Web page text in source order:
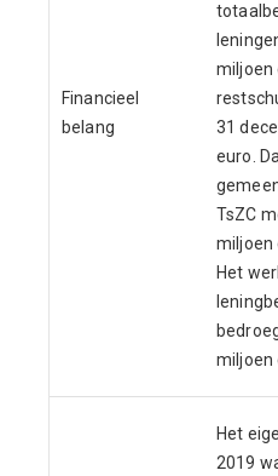
Financieel
belang
miljoen
31
euro.
TsZC
miljoen
Het
miljoen
Het
2019